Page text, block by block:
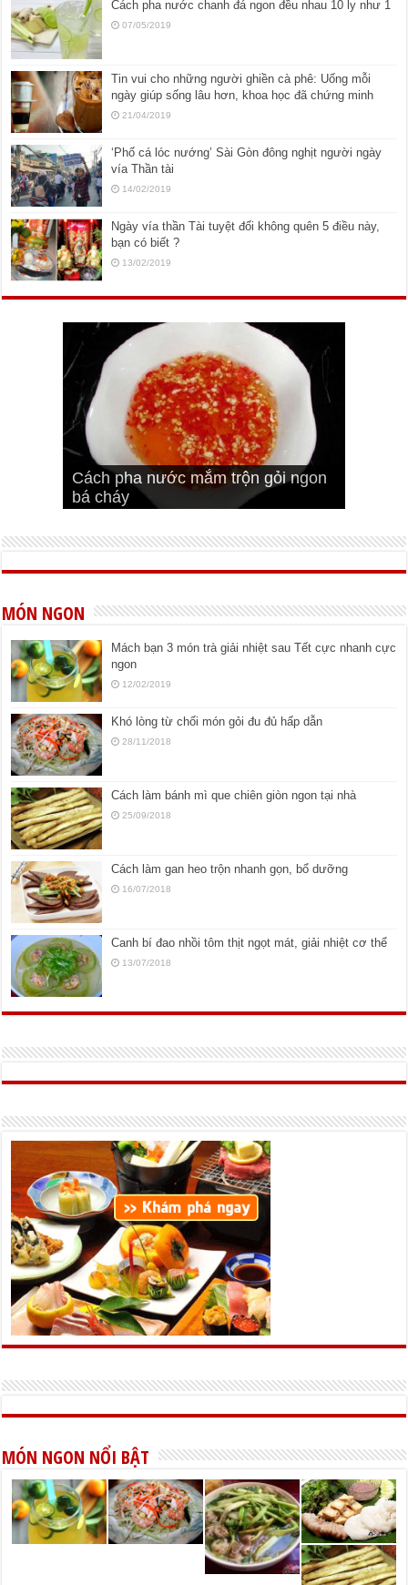
Cách pha nước chanh đá ngon đều nhau 10 ly như 1
07/05/2019
Tin vui cho những người ghiền cà phê: Uống mỗi
ngày giúp sống lâu hơn, khoa học đã chứng minh
21/04/2019
‘Phố cá lóc nướng’ Sài Gòn đông nghịt người ngày
vía Thần tài
14/02/2019
Ngày vía thần Tài tuyệt đối không quên 5 điều này,
bạn có biết ?
13/02/2019
Cách pha nước mắm trộn gỏi ngon
bá cháy
Bí quyết để chiên đậu hũ giòn ngon
Cách ướp sườn non nướng ngon
đúng vị
Cách ướp thịt heo chiên ngon mềm
Bật mí cách ướp sườn cơm tấm
ngon
MÓN NGON
Mách bạn 3 món trà giải nhiệt sau Tết cực nhanh cực
ngon
12/02/2019
Khó lòng từ chối món gỏi đu đủ hấp dẫn
28/11/2018
Cách làm bánh mì que chiên giòn ngon tại nhà
25/09/2018
Cách làm gan heo trộn nhanh gọn, bổ dưỡng
16/07/2018
Canh bí đao nhồi tôm thịt ngọt mát, giải nhiệt cơ thể
13/07/2018
MÓN NGON NỔI BẬT